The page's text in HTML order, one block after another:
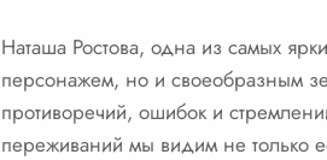
Наташа Ростова, одна из самых
персонажем, но и своеобразным
противоречий, ошибок и
переживаний мы видим не только